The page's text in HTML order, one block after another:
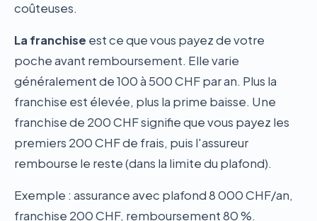
coûteuses.
La franchise est ce que vous payez de votre
poche avant remboursement. Elle varie
généralement de 100 à 500 CHF par an. Plus la
franchise est élevée, plus la prime baisse. Une
franchise de 200 CHF signifie que vous payez les
premiers 200 CHF de frais, puis l'assureur
rembourse le reste (dans la limite du plafond).
Exemple : assurance avec plafond 8 000 CHF/an,
franchise 200 CHF, remboursement 80 %.